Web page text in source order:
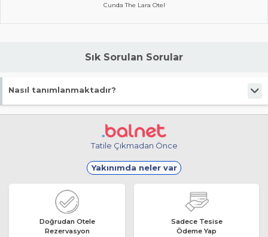
Cunda The Lara Otel
Sık Sorulan Sorular
Nasıl tanımlanmaktadır?
Tesis Otel statüsündedir.
Tatile Çıkmadan Önce
Yakınımda neler var
Doğrudan Otele
Rezervasyon
Sadece Tesise
Ödeme Yap